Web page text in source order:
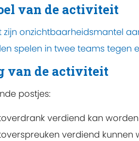
van de activiteit
zijn onzichtbaarheidsmantel
spelen in twee teams
van de activiteit
postjes:
verdiend kan
verdiend